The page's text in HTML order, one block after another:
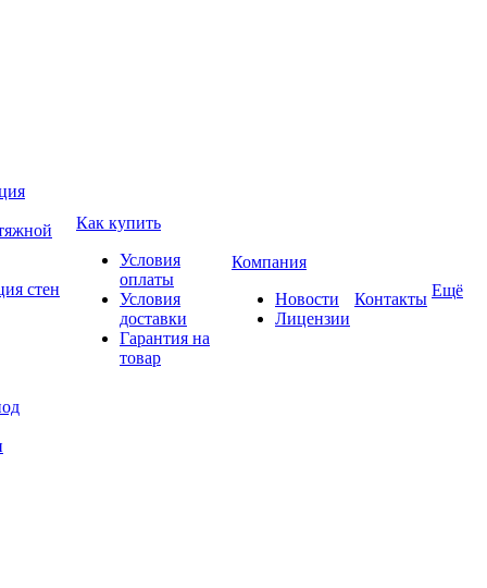
стен
Как купить
Условия
оплаты
Условия
доставки
Гарантия на
товар
Компания
Новости
Лицензии
Контакты Ещё